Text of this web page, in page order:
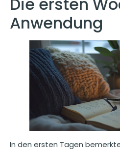
Anwendung
In den ersten Tagen